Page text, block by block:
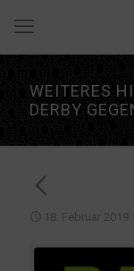
WEITERES
DERBY
18. Februar 2019